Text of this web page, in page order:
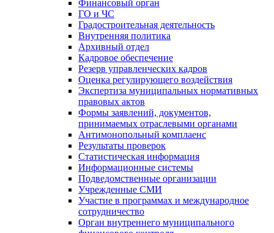
Финансовый орган
ГО и ЧС
Градостроительная деятельность
Внутренняя политика
Архивный отдел
Кадровое обеспечение
Резерв управленческих кадров
Оценка регулирующего воздействия
Экспертиза муниципальных нормативных
правовых актов
Формы заявлений, документов,
принимаемых отраслевыми органами
Антимонопольный комплаенс
Результаты проверок
Статистическая информация
Информационные системы
Подведомственные организации
Учрежденные СМИ
Участие в программах и международное
сотрудничество
Орган внутреннего муниципального